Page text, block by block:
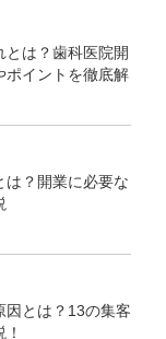
は？歯科医院開
ポイントを徹底解
は？開業に必要な
因とは？13の集客